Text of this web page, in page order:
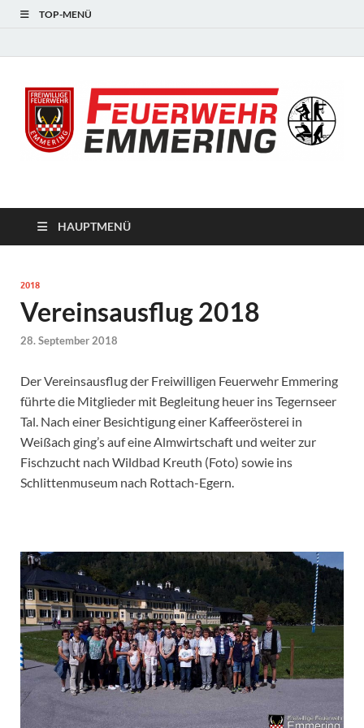
TOP-MENÜ
HAUPTMENÜ
2018
Vereinsausflug 2018
28. September 2018
Der Vereinsausflug der Freiwilligen Feuerwehr Emmering
führte die Mitglieder mit Begleitung heuer ins Tegernseer
Tal. Nach einer Besichtigung einer Kaffeerösterei in
Weißach ging’s auf eine Almwirtschaft und weiter zur
Fischzucht nach Wildbad Kreuth (Foto) sowie ins
Schlittenmuseum nach Rottach-Egern.